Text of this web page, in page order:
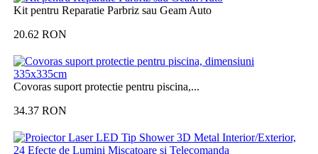
Kit pentru Reparatie Parbriz sau Geam Auto
20.62 RON
Covoras suport protectie pentru piscina,...
34.37 RON